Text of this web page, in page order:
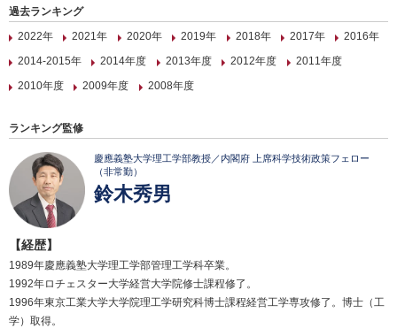
過去ランキング
2022年
2021年 2020年 2019年 2018年 2017年
2016年
2014-2015年
2014年度 2013年度 2012年度
2011年度
2010年度
2009年度 2008年度
ランキング監修
慶應義塾大学理工学部教授／内閣府 上席科学技術政策フェロー
（非常勤）
鈴木秀男
【経歴】
1989年慶應義塾大学理工学部管理工学科卒業。
1992年ロチェスター大学経営大学院修士課程修了。
1996年東京工業大学大学院理工学研究科博士課程経営工学専攻修了。博士（工
学）取得。